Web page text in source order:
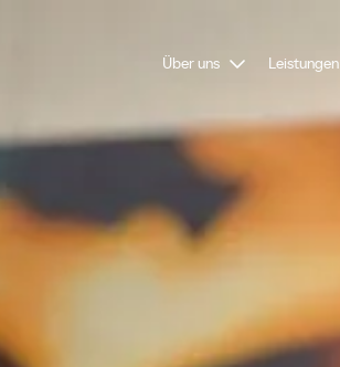
Über uns Leistungen